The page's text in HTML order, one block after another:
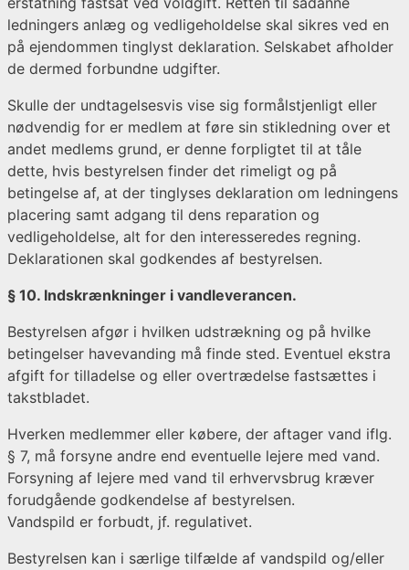
ledningers anlæg og vedligeholdelse skal sikres ved en
på ejendommen tinglyst deklaration. Selskabet afholder
de dermed forbundne udgifter.
Skulle der undtagelsesvis vise sig formålstjenligt eller
nødvendig for er medlem at føre sin stikledning over et
andet medlems grund, er denne forpligtet til at tåle
dette, hvis bestyrelsen finder det rimeligt og på
betingelse af, at der tinglyses deklaration om ledningens
placering samt adgang til dens reparation og
vedligeholdelse, alt for den interesseredes regning.
Deklarationen skal godkendes af bestyrelsen.
§ 10. Indskrænkninger i vandleverancen.
Bestyrelsen afgør i hvilken udstrækning og på hvilke
betingelser havevanding må finde sted. Eventuel ekstra
afgift for tilladelse og eller overtrædelse fastsættes i
takstbladet.
Hverken medlemmer eller købere, der aftager vand iflg.
§ 7, må forsyne andre end eventuelle lejere med vand.
Forsyning af lejere med vand til erhvervsbrug kræver
forudgående godkendelse af bestyrelsen.
Vandspild er forbudt, jf. regulativet.
Bestyrelsen kan i særlige tilfælde af vandspild og/eller